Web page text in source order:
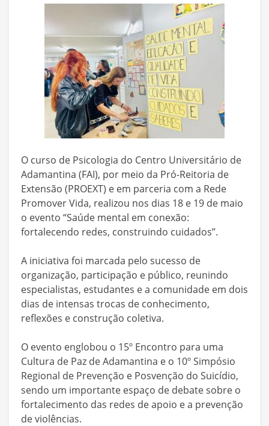
O curso de Psicologia do Centro Universitário de
Adamantina (FAI), por meio da Pró-Reitoria de
Extensão (PROEXT) e em parceria com a Rede
Promover Vida, realizou nos dias 18 e 19 de maio
o evento “Saúde mental em conexão:
fortalecendo redes, construindo cuidados”.
A iniciativa foi marcada pelo sucesso de
organização, participação e público, reunindo
especialistas, estudantes e a comunidade em dois
dias de intensas trocas de conhecimento,
reflexões e construção coletiva.
O evento englobou o 15º Encontro para uma
Cultura de Paz de Adamantina e o 10º Simpósio
Regional de Prevenção e Posvenção do Suicídio,
sendo um importante espaço de debate sobre o
fortalecimento das redes de apoio e a prevenção
de violências.